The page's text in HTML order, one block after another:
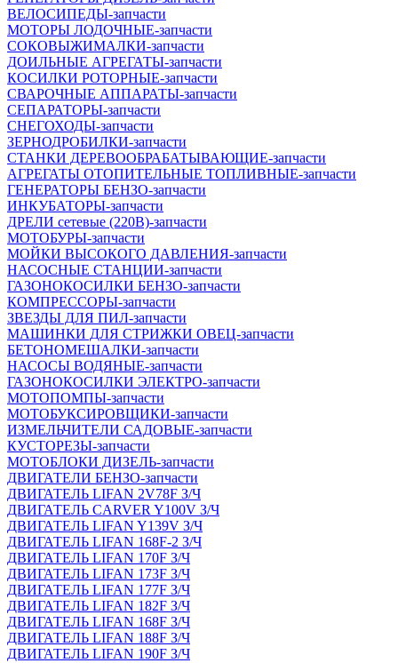
ВЕЛОСИПЕДЫ-запчасти
МОТОРЫ ЛОДОЧНЫЕ-запчасти
СОКОВЫЖИМАЛКИ-запчасти
ДОИЛЬНЫЕ АГРЕГАТЫ-запчасти
КОСИЛКИ РОТОРНЫЕ-запчасти
СВАРОЧНЫЕ АППАРАТЫ-запчасти
СЕПАРАТОРЫ-запчасти
СНЕГОХОДЫ-запчасти
ЗЕРНОДРОБИЛКИ-запчасти
СТАНКИ ДЕРЕВООБРАБАТЫВАЮЩИЕ-запчасти
АГРЕГАТЫ ОТОПИТЕЛЬНЫЕ ТОПЛИВНЫЕ-запчасти
ГЕНЕРАТОРЫ БЕНЗО-запчасти
ИНКУБАТОРЫ-запчасти
ДРЕЛИ сетевые (220В)-запчасти
МОТОБУРЫ-запчасти
МОЙКИ ВЫСОКОГО ДАВЛЕНИЯ-запчасти
НАСОСНЫЕ СТАНЦИИ-запчасти
ГАЗОНОКОСИЛКИ БЕНЗО-запчасти
КОМПРЕССОРЫ-запчасти
ЗВЕЗДЫ ДЛЯ ПИЛ-запчасти
МАШИНКИ ДЛЯ СТРИЖКИ ОВЕЦ-запчасти
БЕТОНОМЕШАЛКИ-запчасти
НАСОСЫ ВОДЯНЫЕ-запчасти
ГАЗОНОКОСИЛКИ ЭЛЕКТРО-запчасти
МОТОПОМПЫ-запчасти
МОТОБУКСИРОВЩИКИ-запчасти
ИЗМЕЛЬЧИТЕЛИ САДОВЫЕ-запчасти
КУСТОРЕЗЫ-запчасти
МОТОБЛОКИ ДИЗЕЛЬ-запчасти
ДВИГАТЕЛИ БЕНЗО-запчасти
ДВИГАТЕЛЬ LIFAN 2V78F З/Ч
ДВИГАТЕЛЬ CARVER Y100V З/Ч
ДВИГАТЕЛЬ LIFAN Y139V З/Ч
ДВИГАТЕЛЬ LIFAN 168F-2 З/Ч
ДВИГАТЕЛЬ LIFAN 170F З/Ч
ДВИГАТЕЛЬ LIFAN 173F З/Ч
ДВИГАТЕЛЬ LIFAN 177F З/Ч
ДВИГАТЕЛЬ LIFAN 182F З/Ч
ДВИГАТЕЛЬ LIFAN 168F З/Ч
ДВИГАТЕЛЬ LIFAN 188F З/Ч
ДВИГАТЕЛЬ LIFAN 190F З/Ч